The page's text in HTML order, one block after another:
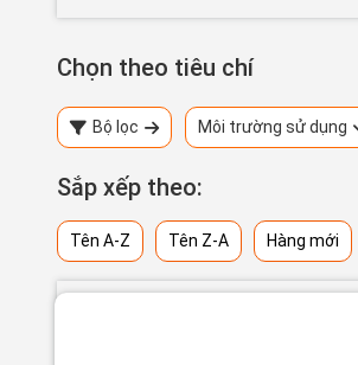
Chọn theo tiêu chí
Bộ lọc Môi trường sử dụng
Sắp xếp theo:
Tên A-Z Tên Z-A Hàng mới